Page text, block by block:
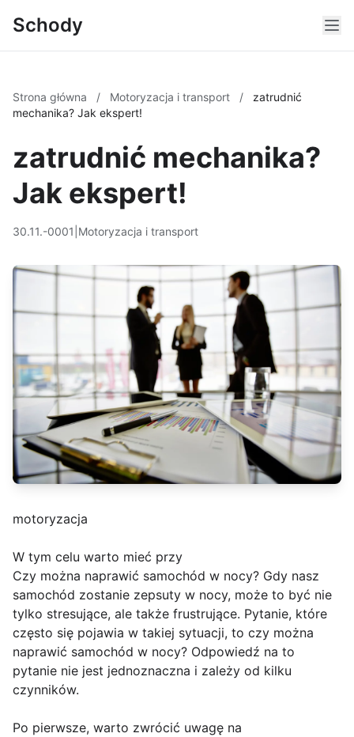
Schody
Strona główna / Motoryzacja i transport /
zatrudnić
mechanika? Jak ekspert!
zatrudnić mechanika?
Jak ekspert!
30.11.-0001 Motoryzacja i transport
motoryzacja
W tym celu warto mieć przy
Czy można naprawić samochód w nocy? Gdy nasz
samochód zostanie zepsuty w nocy, może to być nie
tylko stresujące, ale także frustrujące. Pytanie, które
często się pojawia w takiej sytuacji, to czy można
naprawić samochód w nocy? Odpowiedź na to
pytanie nie jest jednoznaczna i zależy od kilku
czynników.
Po pierwsze, warto zwrócić uwagę na